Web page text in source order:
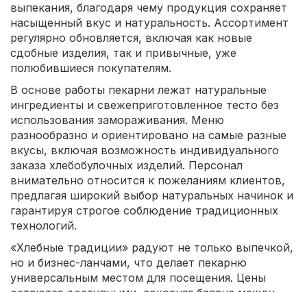
выпекания, благодаря чему продукция сохраняет
насыщенный вкус и натуральность. Ассортимент
регулярно обновляется, включая как новые
сдобные изделия, так и привычные, уже
полюбившиеся покупателям.
В основе работы пекарни лежат натуральные
ингредиенты и свежеприготовленное тесто без
использования замораживания. Меню
разнообразно и ориентировано на самые разные
вкусы, включая возможность индивидуального
заказа хлебобулочных изделий. Персонал
внимательно относится к пожеланиям клиентов,
предлагая широкий выбор натуральных начинок и
гарантируя строгое соблюдение традиционных
технологий.
«Хлебные традиции» радуют не только выпечкой,
но и бизнес-ланчами, что делает пекарню
универсальным местом для посещения. Цены